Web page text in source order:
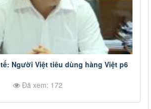
Người Việt tiêu dùng hàng Việt p6
Đã xem: 172